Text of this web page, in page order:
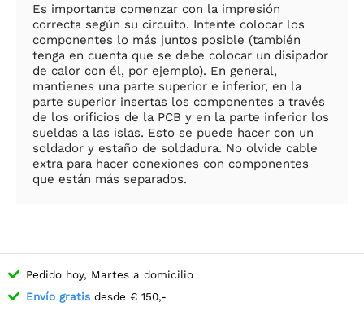
Es importante comenzar con la impresión
correcta según su circuito. Intente colocar los
componentes lo más juntos posible (también
tenga en cuenta que se debe colocar un disipador
de calor con él, por ejemplo). En general,
mantienes una parte superior e inferior, en la
parte superior insertas los componentes a través
de los orificios de la PCB y en la parte inferior los
sueldas a las islas. Esto se puede hacer con un
soldador y estaño de soldadura. No olvide cable
extra para hacer conexiones con componentes
que están más separados.
Pedido hoy, Martes a domicilio
Envío gratis desde € 150,-